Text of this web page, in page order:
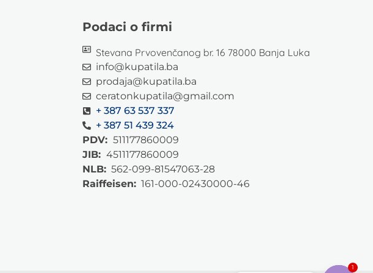
Podaci o firmi
Stevana Prvovenčanog br. 16 78000 Banja Luka
info@kupatila.ba
prodaja@kupatila.ba
ceratonkupatila@gmail.com
+ 387 63 537 337
+ 387 51 439 324
PDV: 511177860009
JIB: 4511177860009
NLB:562-099-81547063-28
Raiffeisen:161-000-02430000-46
1